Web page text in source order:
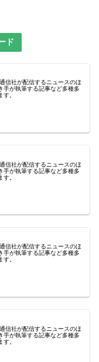
ド
信社が配信するニュースのほ
手が執筆する記事など多種多
。
信社が配信するニュースのほ
手が執筆する記事など多種多
。
信社が配信するニュースのほ
手が執筆する記事など多種多
。
信社が配信するニュースのほ
手が執筆する記事など多種多
。